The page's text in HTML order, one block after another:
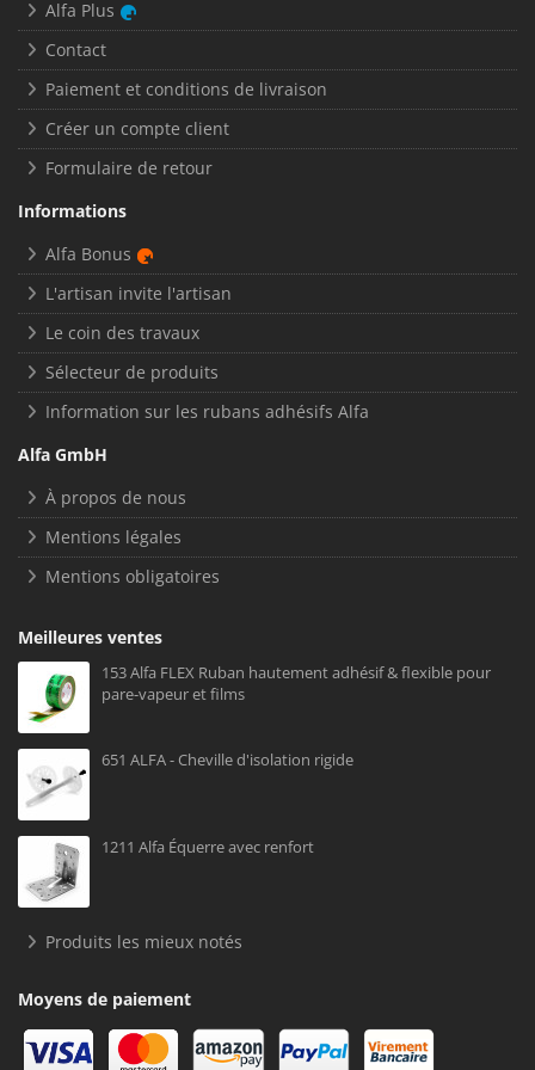
Alfa Plus
Contact
Paiement et conditions de livraison
Créer un compte client
Formulaire de retour
Informations
Alfa Bonus
L'artisan invite l'artisan
Le coin des travaux
Sélecteur de produits
Information sur les rubans adhésifs Alfa
Alfa GmbH
À propos de nous
Mentions légales
Mentions obligatoires
Meilleures ventes
153 Alfa FLEX Ruban hautement adhésif & flexible pour
pare-vapeur et films
651 ALFA - Cheville d'isolation rigide
1211 Alfa Équerre avec renfort
Produits les mieux notés
Moyens de paiement